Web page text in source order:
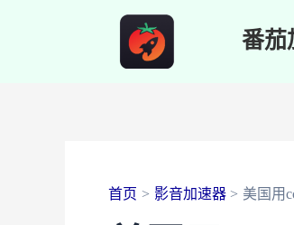
番茄
首页 影音加速器 美国用